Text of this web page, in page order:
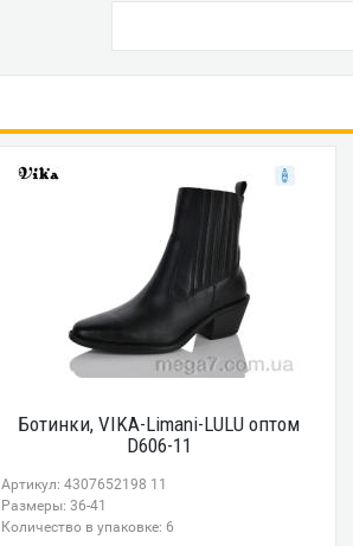
Ботинки, VIKA-Limani-LULU оптом
D606-11
Артикул: 4307652198 11
Размеры: 36-41
Количество в упаковке: 6